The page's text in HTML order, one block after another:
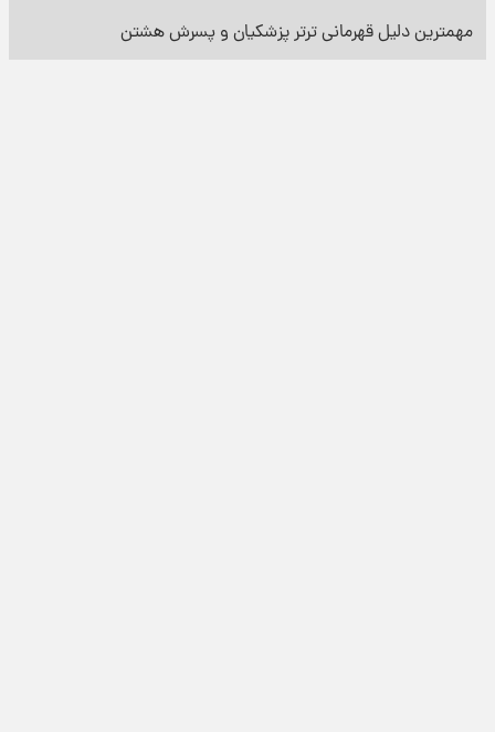
مهمترین دلیل قهرمانی ترتر پزشکیان و پسرش هشتن